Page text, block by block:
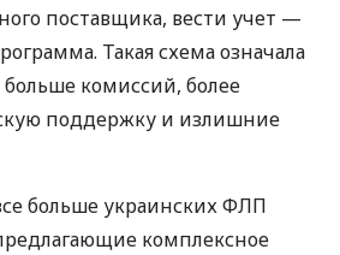
поставщика, вести учет —
Такая схема означала
комиссий, более
поддержку и излишние
больше украинских ФЛП
комплексное